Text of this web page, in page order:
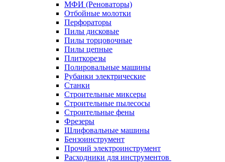
МФИ (Реноваторы)
Отбойные молотки
Перфораторы
Пилы дисковые
Пилы торцовочные
Пилы цепные
Плиткорезы
Полировальные машины
Рубанки электрические
Станки
Строительные миксеры
Строительные пылесосы
Строительные фены
Фрезеры
Шлифовальные машины
Бензоинструмент
Прочий электроинструмент
Расходники для инструментов